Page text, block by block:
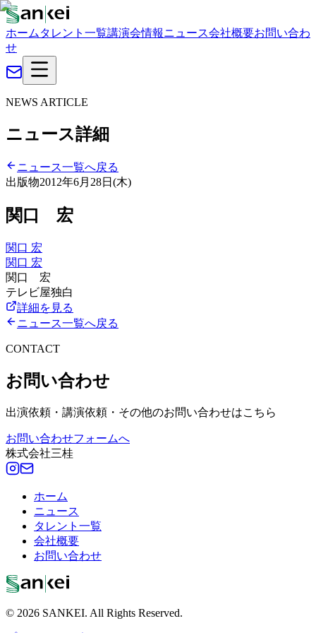
ホーム タレント一覧講演会情報ニュース会社概要お問い合わ
せ
NEWS ARTICLE
ニュース詳細
ニュース一覧へ戻る
出版物2012年6月28日(木)
関口 宏
関口 宏
関口 宏
関口 宏
テレビ屋独白
詳細を見る
ニュース一覧へ戻る
CONTACT
お問い合わせ
出演依頼・講演依頼・その他のお問い合わせはこちら
お問い合わせフォームへ
株式会社三桂
ホーム
ニュース
タレント一覧
会社概要
お問い合わせ
© 2026 SANKEI. All Rights Reserved.